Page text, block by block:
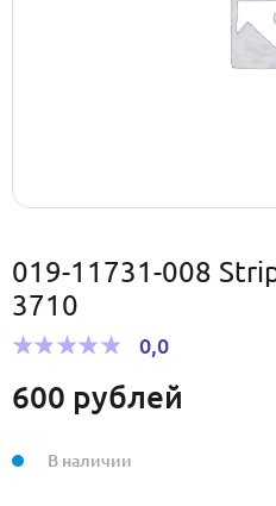
019-11731-008
3710
0,0
600 рублей
В наличии